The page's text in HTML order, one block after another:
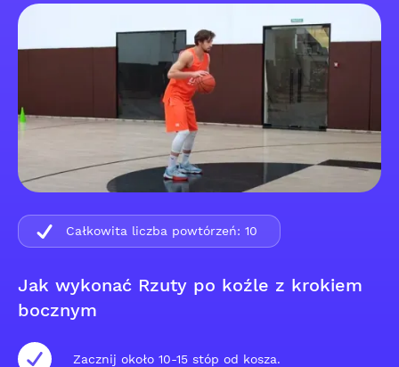
Jak wykonać Rzuty po koźle z krokiem
bocznym
Zacznij około 10-15 stóp od kosza.
Całkowita liczba powtórzeń: 10